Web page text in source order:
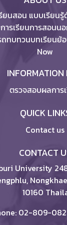
ยนสอน แบบเรียน
ารเรียนการสอนน
ถทบทวนบทเรียนย้
Now
INFORMATION
ตรวจสอบผลการ
QUICK
Contact us
CONTACT
University
10160
02-809-